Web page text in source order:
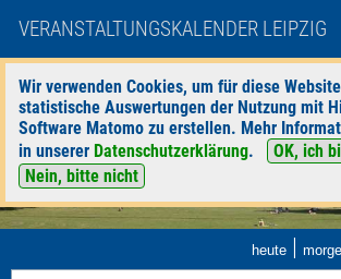
VERANSTALTUNGSKALENDER LEIPZIG
Wir verwenden Cookies, um für diese
statistische Auswertungen der Nutzung mit
Software Matomo zu erstellen. Mehr
in unserer Datenschutzerklärung.
OK, ich
Nein, bitte nicht
heute |